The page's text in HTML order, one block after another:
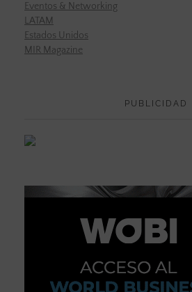
Eventos & Networking
LATAM
Estados Unidos
MIR Magazine
PUBLICIDAD